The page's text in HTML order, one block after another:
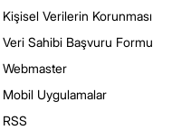
Kişisel Verilerin Korunması
Veri Sahibi Başvuru Formu
Webmaster
Mobil Uygulamalar
RSS